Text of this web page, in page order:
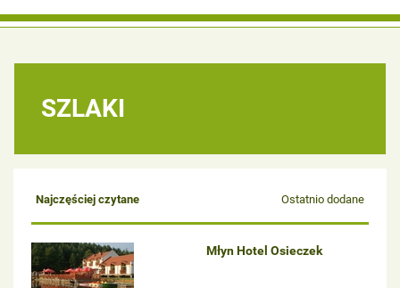
SZLAKI
Najczęściej czytane Ostatnio dodane
Młyn Hotel Osieczek